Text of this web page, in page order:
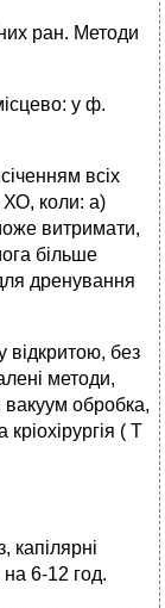
ран. Методи
у ф.
всіх
ХО, коли: а)
витримати,
більше
дренування
відкритою, без
методи,
вакуум обробка,
( Т
капілярні
на 6-12 год.